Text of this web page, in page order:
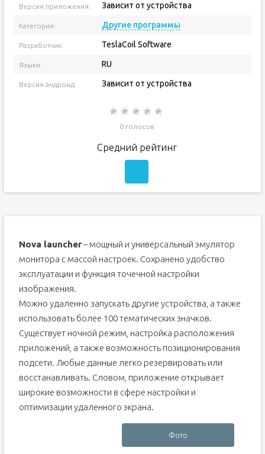
Версия приложения: Зависит от устройства
Категория: Другие программы
Разработчик: TeslaCoil Software
Языки: RU
Версия андроид: Зависит от устройства
0 голосов
Средний рейтинг
Nova launcher– мощный и универсальный эмулятор
монитора с массой настроек. Сохранено удобство
эксплуатации и функция точечной настройки
изображения.
Можно удаленно запускать другие устройства, а также
использовать более 100 тематических значков.
Существует ночной режим, настройка расположения
приложений, а также возможность позиционирования
подсети. Любые данные легко резервировать или
восстанавливать. Словом, приложение открывает
широкие возможности в сфере настройки и
оптимизации удаленного экрана.
Фото